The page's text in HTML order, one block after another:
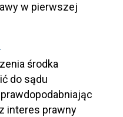
w pierwszej
środka
do sądu
interes prawny